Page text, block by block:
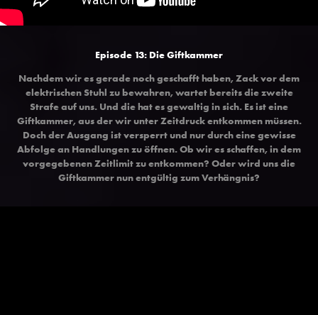
Episode 13: Die Giftkammer
Nachdem wir es gerade noch geschafft haben, Zack vor dem
elektrischen Stuhl zu bewahren, wartet bereits die zweite
Strafe auf uns. Und die hat es gewaltig in sich. Es ist eine
Giftkammer, aus der wir unter Zeitdruck entkommen müssen.
Doch der Ausgang ist versperrt und nur durch eine gewisse
Abfolge an Handlungen zu öffnen. Ob wir es schaffen, in dem
vorgegebenen Zeitlimit zu entkommen? Oder wird uns die
Giftkammer nun entgültig zum Verhängnis?